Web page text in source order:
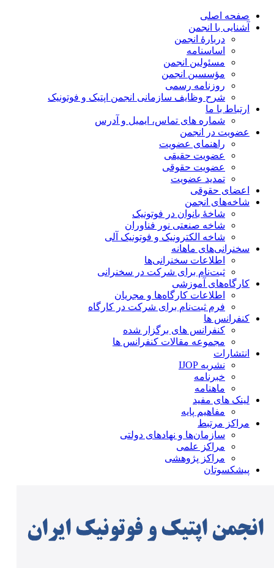
صفحه اصلی
آشنایی با انجمن
دربارۀ انجمن
اساسنامه
مسئولین انجمن
مؤسسین انجمن
روزنامه رسمی
شرح وظایف سازمانی انجمن اپتیک و فوتونیک
ارتباط با ما
شماره های تماس، ایمیل و آدرس
عضویت در انجمن
راهنمای عضویت
عضویت حقیقی
عضویت حقوقی
تمدید عضویت
اعضای حقوقی
شاخه‌های انجمن
شاخۀ بانوان در فوتونیک
شاخه صنعتی نور فناوران
شاخه‌ الکترونیک و فوتونیک آلی
سخنرانی‌های ماهانه
اطلاعات سخنرانی‌‌ها
ثبت‌نام برای شرکت در سخنرانی
کارگاه‌های آموزشی
اطلاعات کارگاه‌ها و مجریان
فرم ثبت‌نام برای شرکت در کارگاه
کنفرانس ها
کنفرانس های برگزار شده
مجموعه مقالات کنفرانس ها
انتشارات
نشریه IJOP
خبرنامه
ماهنامه
لینک های مفید
مفاهیم پایه
مراکز مرتبط
سازمان‌ها و نهادهای دولتی
مراکز علمی
مراکز پژوهشی
پیشکسوتان